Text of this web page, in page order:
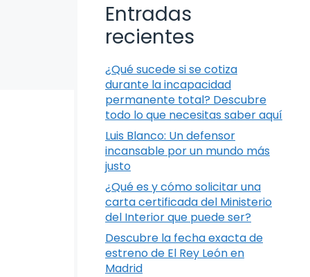
Entradas
recientes
¿Qué sucede si se cotiza
durante la incapacidad
permanente total? Descubre
todo lo que necesitas saber aquí
Luis Blanco: Un defensor
incansable por un mundo más
justo
¿Qué es y cómo solicitar una
carta certificada del Ministerio
del Interior que puede ser?
Descubre la fecha exacta de
estreno de El Rey León en
Madrid